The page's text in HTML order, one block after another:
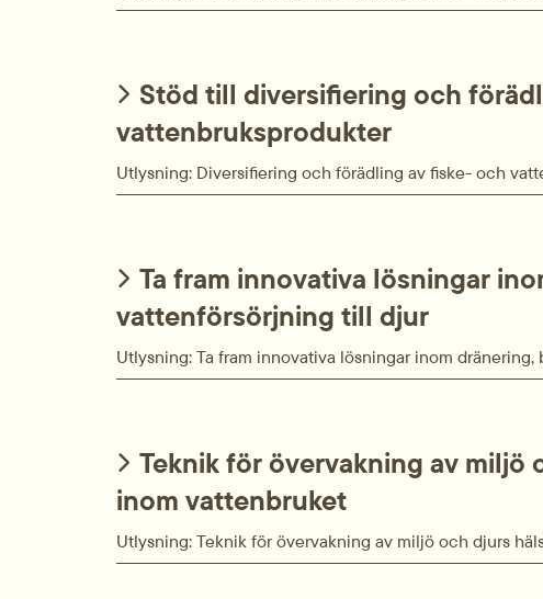
Stöd till diversifiering och
vattenbruksprodukter
Utlysning: Diversifiering och förädling av fiske- och
Ta fram innovativa lösningar
vattenförsörjning till djur
Utlysning: Ta fram innovativa lösningar inom
Teknik för övervakning av miljö
inom vatten­bruket
Utlysning: Teknik för övervakning av miljö och djurs